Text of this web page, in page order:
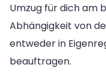
Umzug für dich am
Abhängigkeit von
entweder in
beauftragen.